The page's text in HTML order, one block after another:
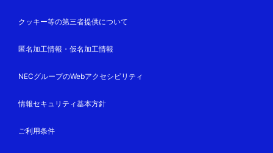
クッキー等の第三者提供について
匿名加工情報・仮名加工情報
NECグループのWebアクセシビリティ
情報セキュリティ基本方針
ご利用条件